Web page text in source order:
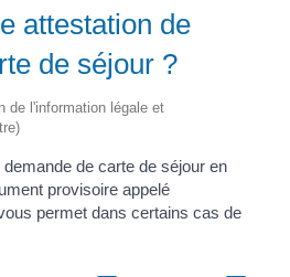
attestation de
de séjour ?
de l'information légale et
de carte de séjour en
provisoire appelé
permet dans certains cas de